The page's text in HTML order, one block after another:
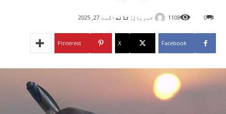
خبریال: تاند اګست 27, 2025 0
1108
Facebook
X
Pinterest